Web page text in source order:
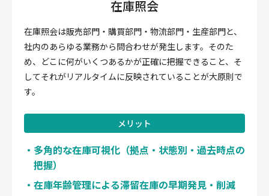
在庫照会
在庫照会は販売部門・購買部門・物流部門・生産部門と、
社内のあらゆる業務から問合わせが発生します。そのた
め、どこに何がいくつあるかが正確に把握できること、そ
してそれがリアルタイムに反映されていることが大原則で
す。
メリット
多角的な在庫可視化（拠点・状態別・過去時点の
把握）
在庫年齢管理による滞留在庫の早期発見・削減